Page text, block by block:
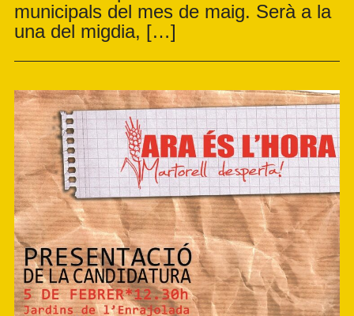
municipals del mes de maig. Serà a la
una del migdia, […]